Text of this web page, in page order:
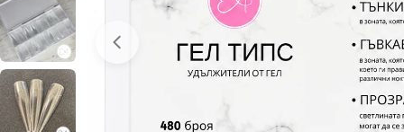
Отвори медия 0 в прозорец